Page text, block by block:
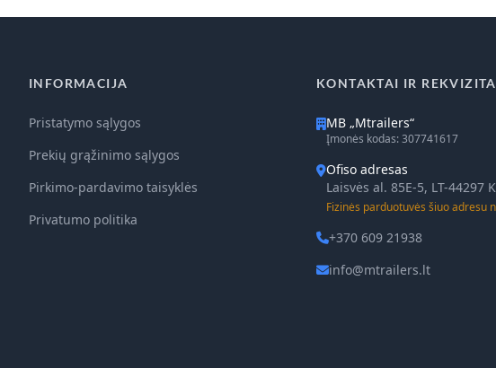
INFORMACIJA
Pristatymo sąlygos
Prekių grąžinimo sąlygos
Pirkimo-pardavimo taisyklės
Privatumo politika
KONTAKTAI IR
MB „Mtrailers“
Įmonės kodas: 307741617
Ofiso adresas
Laisvės al. 85E-5, LT-44297
Fizinės parduotuvės šiuo adresu
+370 609 21938
info@mtrailers.lt